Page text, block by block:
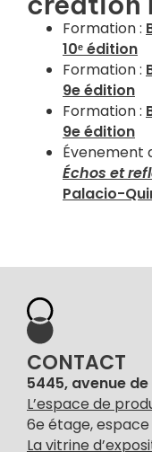
Formation :
10ᵉ édition
Formation :
9e édition
Formation :
9e édition
Évenement
Échos et
Palacio-
CONTACT
5445, avenue
L’espace de
6e étage,
La vitrine